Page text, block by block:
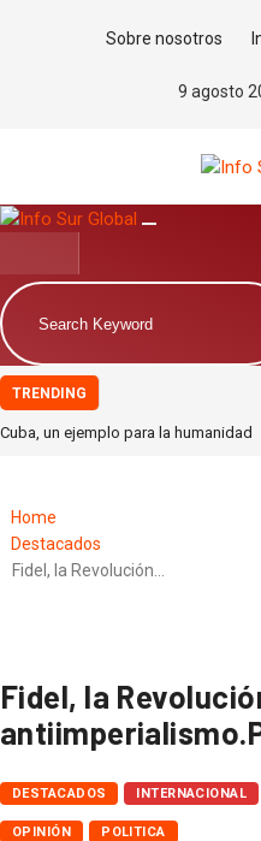
Sobre nosotros
9 agosto
TRENDING
Cuba, un ejemplo para la humanidad
Pablo Jofré Leal
Ante los riesgos de la Inteligencia
Home
Destacados
Fidel, la Revolución…
Fidel, la
DESTACADOS INTERNACIONAL
OPINIÓN POLITICA